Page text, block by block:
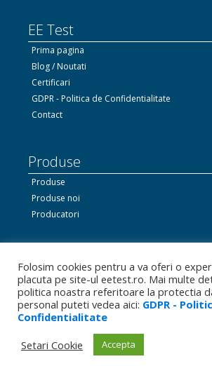
EE Test
Prima pagina
Blog / Noutati
Certificari
GDPR - Politica de Confidentialitate
Contact
Produse
Produse
Produse noi
Producatori
Ne gasiti si pe
Folosim cookies pentru a va oferi o
placuta pe site-ul eetest.ro. Mai multe
politica noastra referitoare la protectia
personal puteti vedea aici: GDPR -
Confidentialitate
Setari Cookie
Accepta